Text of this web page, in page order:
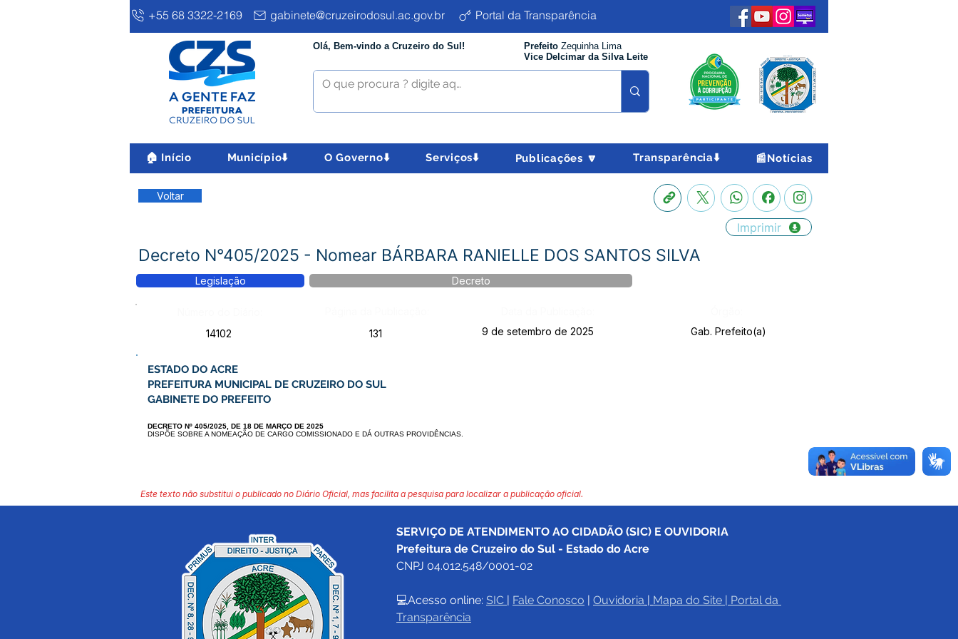
+55 68 3322-2169 gabinete@cruzeirodosul.ac.gov.br Portal da Transparência
Olá, Bem-vindo a Cruzeiro do Sul! Prefeito Zequinha Lima
Vice Delcimar da Silva Leite
🏠 Início Município⬇️ O Governo⬇️ Serviços⬇️ Publicações 🔽 Transparência⬇️ 📰Notícias
Voltar
Imprimir
Decreto N°405/2025 - Nomear BÁRBARA RANIELLE DOS SANTOS SILVA
Legislação Decreto
14102
131 9 de setembro de 2025 Gab. Prefeito(a)
ESTADO DO ACRE
PREFEITURA MUNICIPAL DE CRUZEIRO DO SUL
GABINETE DO PREFEITO
DECRETO Nº 405/2025, DE 18 DE MARÇO DE 2025
DISPÕE SOBRE A NOMEAÇÃO DE CARGO COMISSIONADO E DÁ OUTRAS PROVIDÊNCIAS.
Este texto não substitui o publicado no Diário Oficial, mas facilita a pesquisa para localizar a publicação oficial.
SERVIÇO DE ATENDIMENTO AO CIDADÃO (SIC) E OUVIDORIA
Prefeitura de Cruzeiro do Sul - Estado do Acre
CNPJ 04.012.548/0001-02
💻Acesso online: SIC | Fale Conosco | Ouvidoria | Mapa do Site | Portal da
Transparência